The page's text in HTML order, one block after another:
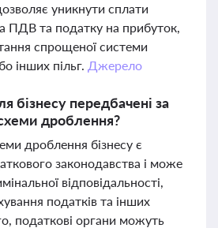
уникнути сплати
ПДВ та податку на прибуток,
спрощеної системи
інших пільг. Джерело
бізнесу передбачені за
дроблення?
дроблення бізнесу є
законодавства і може
відповідальності,
податків та інших
податкові органи можуть